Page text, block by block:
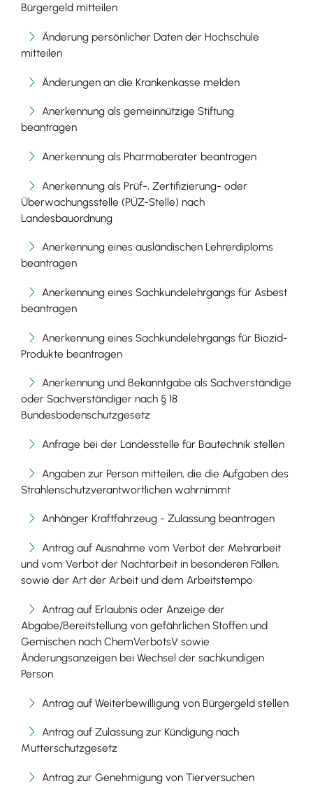
Bürgergeld mitteilen
Änderung persönlicher Daten der Hochschule
mitteilen
Änderungen an die Krankenkasse melden
Anerkennung als gemeinnützige Stiftung
beantragen
Anerkennung als Pharmaberater beantragen
Anerkennung als Prüf-, Zertifizierung- oder
Überwachungsstelle (PÜZ-Stelle) nach
Landesbauordnung
Anerkennung eines ausländischen Lehrerdiploms
beantragen
Anerkennung eines Sachkundelehrgangs für Asbest
beantragen
Anerkennung eines Sachkundelehrgangs für Biozid-
Produkte beantragen
Anerkennung und Bekanntgabe als Sachverständige
oder Sachverständiger nach § 18
Bundesbodenschutzgesetz
Anfrage bei der Landesstelle für Bautechnik stellen
Angaben zur Person mitteilen, die die Aufgaben des
Strahlenschutzverantwortlichen wahrnimmt
Anhänger Kraftfahrzeug - Zulassung beantragen
Antrag auf Ausnahme vom Verbot der Mehrarbeit
und vom Verbot der Nachtarbeit in besonderen Fällen,
sowie der Art der Arbeit und dem Arbeitstempo
Antrag auf Erlaubnis oder Anzeige der
Abgabe/Bereitstellung von gefährlichen Stoffen und
Gemischen nach ChemVerbotsV sowie
Änderungsanzeigen bei Wechsel der sachkundigen
Person
Antrag auf Weiterbewilligung von Bürgergeld stellen
Antrag auf Zulassung zur Kündigung nach
Mutterschutzgesetz
Antrag zur Genehmigung von Tierversuchen